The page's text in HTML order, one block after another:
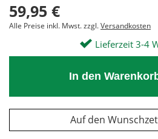
59,95 €
Alle Preise inkl. Mwst. zzgl.Versandkosten
Lieferzeit 3-4
In den
Auf den